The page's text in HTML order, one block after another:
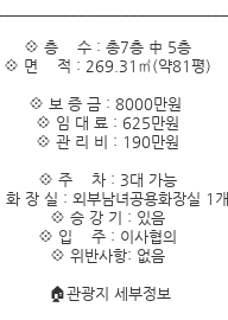
💠 층 수 : 총7층 中 5층
💠 면 적 : 269.31㎡(약81평)
💠 보 증 금 : 8000만원
💠 임 대 료 : 625만원
💠 관 리 비 : 190만원
💠 주 차 : 3대 가능
화 장 실 : 외부남녀공용화장실 1개
💠 승 강 기 : 있음
💠 입 주 : 이사협의
💠 위반사항: 없음
🏠관광지 세부정보